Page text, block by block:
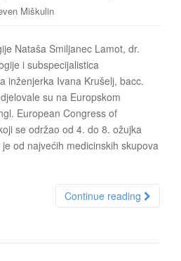
Miškulin
Nataša Smiljanec Lamot, dr.
i subspecijalistica
inženjerka Ivana Krušelj, bacc.
su na Europskom
European Congress of
se održao od 4. do 8. ožujka
od najvećih medicinskih skupova
Continue reading